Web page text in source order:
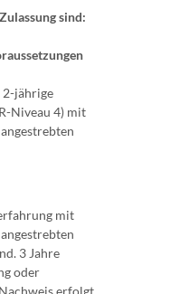
sind:
2-jährige
Niveau 4) mit
mit
3 Jahre
oder
erfolgt